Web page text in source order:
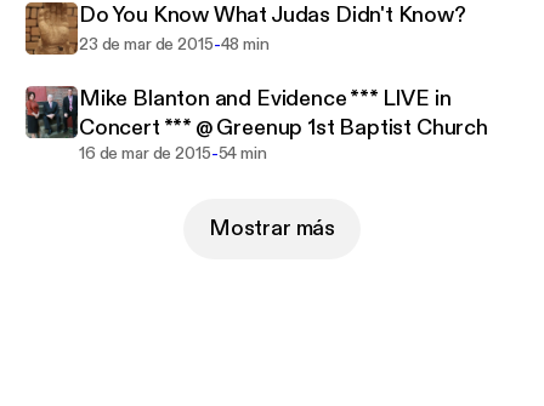
Do You Know What Judas Didn't Know?
23 de mar de 2015-48 min
Mike Blanton and Evidence *** LIVE in
Concert *** @ Greenup 1st Baptist Church
16 de mar de 2015-54 min
Mostrar más